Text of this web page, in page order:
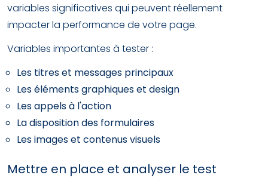
variables significatives qui peuvent réellement
impacter la performance de votre page.
Variables importantes à tester :
Les titres et messages principaux
Les éléments graphiques et design
Les appels à l'action
La disposition des formulaires
Les images et contenus visuels
Mettre en place et analyser le test